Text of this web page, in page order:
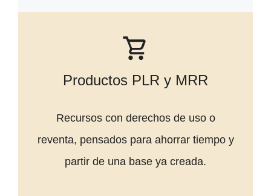
Productos PLR y MRR
Recursos con derechos de uso o
reventa, pensados para ahorrar tiempo y
partir de una base ya creada.